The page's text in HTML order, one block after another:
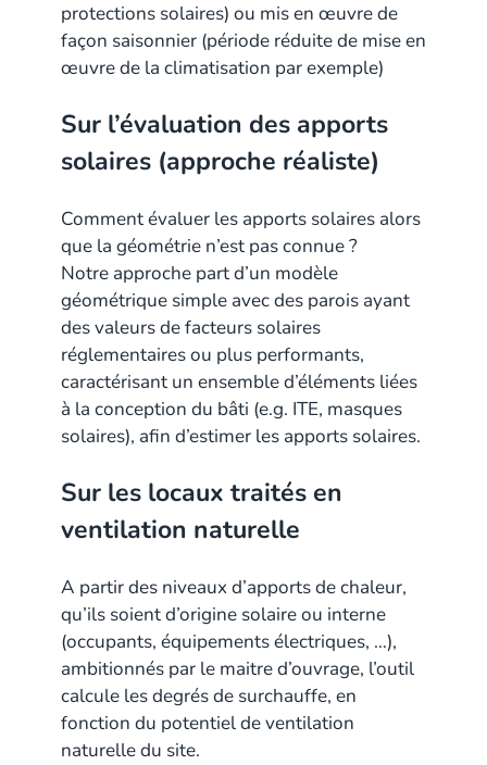
protections solaires) ou mis en œuvre de
façon saisonnier (période réduite de mise en
œuvre de la climatisation par exemple)
Sur l’évaluation des apports
solaires (approche réaliste)
Comment évaluer les apports solaires alors
que la géométrie n’est pas connue ?
Notre approche part d’un modèle
géométrique simple avec des parois ayant
des valeurs de facteurs solaires
réglementaires ou plus performants,
caractérisant un ensemble d’éléments liées
à la conception du bâti (e.g. ITE, masques
solaires), afin d’estimer les apports solaires.
Sur les locaux traités en
ventilation naturelle
A partir des niveaux d’apports de chaleur,
qu’ils soient d’origine solaire ou interne
(occupants, équipements électriques, …),
ambitionnés par le maitre d’ouvrage, l’outil
calcule les degrés de surchauffe, en
fonction du potentiel de ventilation
naturelle du site.